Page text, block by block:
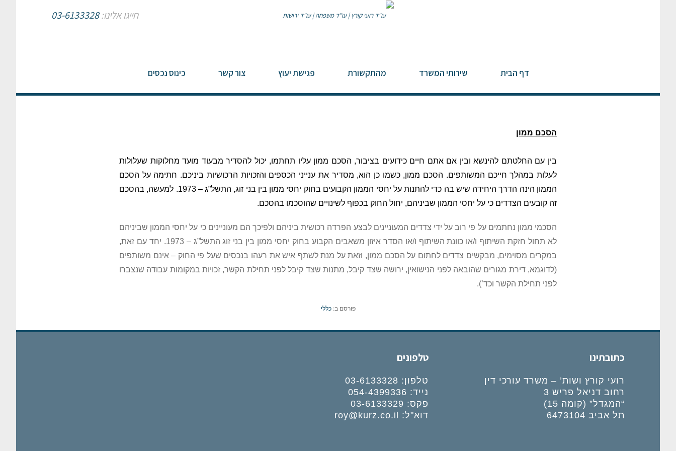
חייגו אלינו:03-6133328
דף הבית שירותי המשרד מהתקשורת פגישת יעוץ צור קשר כינוס נכסים
הסכם ממון
בין עם החלטתם להינשא ובין אם אתם חיים כידועים בציבור, הסכם ממון עליו תחתמו, יכול להסדיר מבעוד מועד מחלוקות שעלולות
לעלות במהלך חייכם המשותפים. הסכם ממון, כשמו כן הוא, מסדיר את ענייני הכספים והזכויות הרכושיות ביניכם. חתימה על הסכם
הממון הינה הדרך היחידה שיש בה כדי להתנות על יחסי הממון הקבועים בחוק יחסי ממון בין בני זוג, התשל”ג – 1973. למעשה, בהסכם
זה קובעים הצדדים כי על יחסי הממון שביניהם, יחול החוק בכפוף לשינויים שהוסכמו בהסכם.
הסכמי ממון נחתמים על פי רוב על ידי צדדים המעוניינים לבצע הפרדה רכושית ביניהם ולפיכך הם מעוניינים כי על יחסי הממון שביניהם
לא תחול חזקת השיתוף ו/או כוונת השיתוף ו/או הסדר איזון משאבים הקבוע בחוק יחסי ממון בין בני זוג התשל”ג – 1973. יחד עם זאת,
במקרים מסוימים, מבקשים צדדים לחתום על הסכם ממון, וזאת על מנת לשתף איש את רעהו בנכסים שעל פי החוק – אינם משותפים
(לדוגמא, דירת מגורים שהובאה לפני הנישואין, ירושה שצד קיבל, מתנות שצד קיבל לפני תחילת הקשר, זכויות במקומות עבודה שנצברו
לפני תחילת הקשר וכד’).
פורסם ב:כללי
כתובתינו
רועי קורץ ושות’ – משרד עורכי דין
רחוב דניאל פריש 3
“המגדל” (קומה 15)
תל אביב 6473104
טלפונים
טלפון: 03-6133328
נייד: 054-4399336
פקס: 03-6133329
דוא"ל:
roy@kurz.co.il